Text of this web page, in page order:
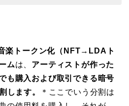
楽トークン化（NFT→LDAト
ムは、 アーティストが作った
も購入および取引できる暗号
します。
＊ここでいう分割は